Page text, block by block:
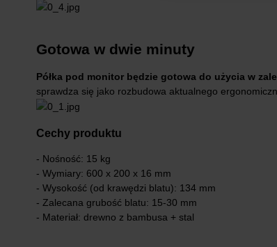
Gotowa w dwie minuty
Półka pod monitor będzie gotowa do użycia w
sprawdza się jako rozbudowa aktualnego
Cechy produktu
- Nośność: 15 kg
- Wymiary: 600 x 200 x 16 mm
- Wysokość (od krawędzi blatu): 134 mm
- Zalecana grubość blatu: 15-30 mm
- Materiał: drewno z bambusa + stal